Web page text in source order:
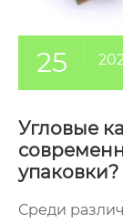
25
Угловые
упаковки?
Среди